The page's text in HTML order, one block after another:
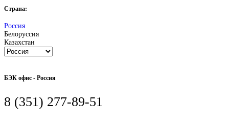
Страна:
Россия
Белоруссия
Казахстан
БЭК офис - Россия
8 (351) 277-89-51